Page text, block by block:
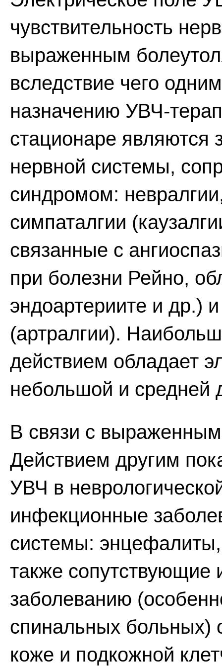
чувствительность
выраженным
вследствие чего
назначению УВЧ-
стационаре являются
нервной системы,
синдромом:
симпаталгии
связанные с
при болезни Рейно,
эндоартериите и др.)
(артралгии).
действием обладает
небольшой и средней
В связи с
Действием другим
УВЧ в
инфекционные
системы:
также сопутствующие
заболеванию
спинальных больных)
коже и подкожной